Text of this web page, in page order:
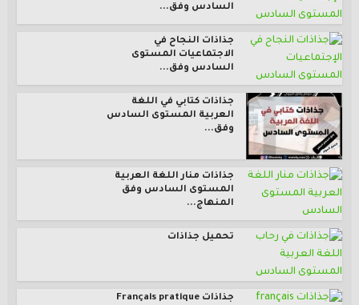
السادس وفق...
جذاذات النجاح في
الاجتماعيات المستوى
السادس وفق...
جذاذات كتابي في اللغة
العربية المستوى السادس
وفق...
جذاذات منار اللغة العربية
المستوى السادس وفق
المنهاج...
تحميل جذاذات
جذاذات Français pratique